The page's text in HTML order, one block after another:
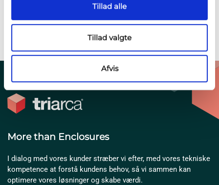
Tillad alle
Tillad valgte
Afvis
More than Enclosures
I dialog med vores kunder stræber vi efter, med vores tekniske
kompetence at forstå kundens behov, så vi sammen kan
optimere vores løsninger og skabe værdi.